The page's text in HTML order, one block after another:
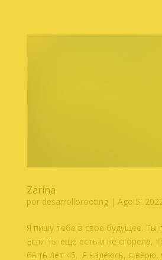
Zarina
por desarrollorooting| Ago 5,
Я пишу тебе в свое будущее. Ты
Если ты еще есть и не сгорела,
быть лет 45. Я надеюсь, я верю,